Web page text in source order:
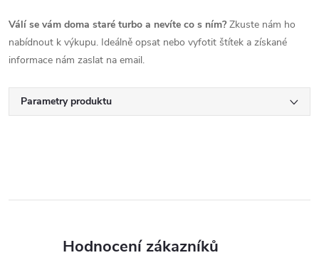
Válí se vám doma staré turbo a nevíte co s ním?Zkuste nám ho
nabídnout k výkupu. Ideálně opsat nebo vyfotit štítek a získané
informace nám zaslat na email.
Parametry produktu
Hodnocení zákazníků